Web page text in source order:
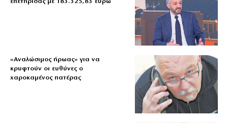
επετηρίδας με 183.325,83 ευρώ
«Aναλώσιμος ήρωας» για να
κρυφτούν οι ευθύνες ο
χαροκαμένος πατέρας